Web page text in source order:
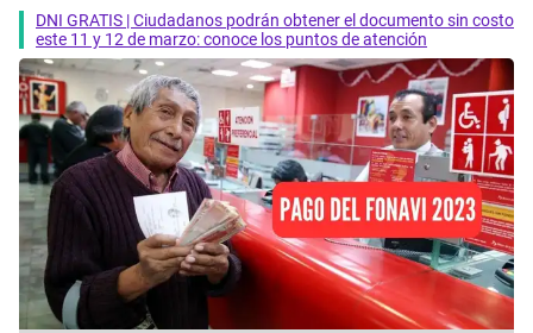
DNI GRATIS | Ciudadanos podrán obtener el documento sin costo
este 11 y 12 de marzo: conoce los puntos de atención